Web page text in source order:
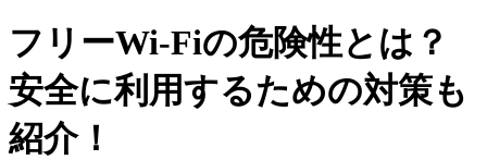
フリーWi-Fiの危険性とは？
安全に利用するための対策も
紹介！